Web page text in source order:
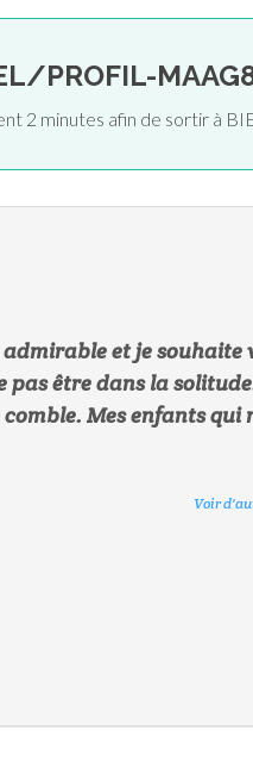
PROFIL-
2 minutes afin de sortir à
et je souhaite
pas être dans la
comble. Mes enfants
Voir
Voir